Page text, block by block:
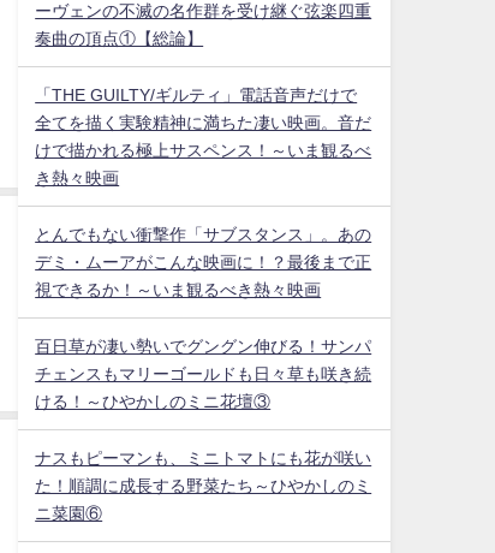
ーヴェンの不滅の名作群を受け継ぐ弦楽四重
奏曲の頂点①【総論】
「THE GUILTY/ギルティ」電話音声だけで
全てを描く実験精神に満ちた凄い映画。音だ
けで描かれる極上サスペンス！～いま観るべ
き熱々映画
とんでもない衝撃作「サブスタンス」。あの
デミ・ムーアがこんな映画に！？最後まで正
視できるか！～いま観るべき熱々映画
百日草が凄い勢いでグングン伸びる！サンパ
チェンスもマリーゴールドも日々草も咲き続
ける！～ひやかしのミニ花壇③
ナスもピーマンも、ミニトマトにも花が咲い
た！順調に成長する野菜たち～ひやかしのミ
ニ菜園⑥